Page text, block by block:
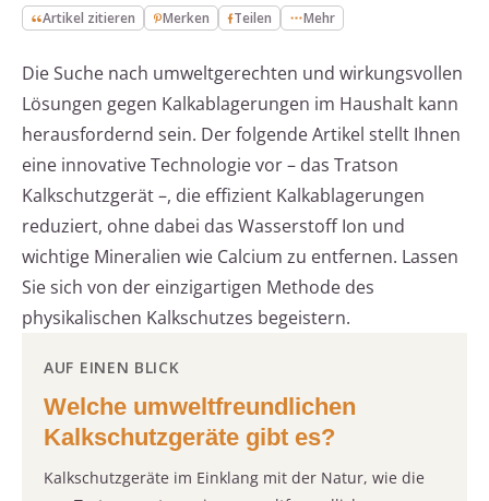
Artikel zitieren Merken Teilen Mehr
Die Suche nach umweltgerechten und wirkungsvollen
Lösungen gegen Kalkablagerungen im Haushalt kann
herausfordernd sein. Der folgende Artikel stellt Ihnen
eine innovative Technologie vor – das Tratson
Kalkschutzgerät –, die effizient Kalkablagerungen
reduziert, ohne dabei das Wasserstoff Ion und
wichtige Mineralien wie Calcium zu entfernen. Lassen
Sie sich von der einzigartigen Methode des
physikalischen Kalkschutzes begeistern.
AUF EINEN BLICK
Welche umweltfreundlichen
Kalkschutzgeräte gibt es?
Kalkschutzgeräte im Einklang mit der Natur, wie die